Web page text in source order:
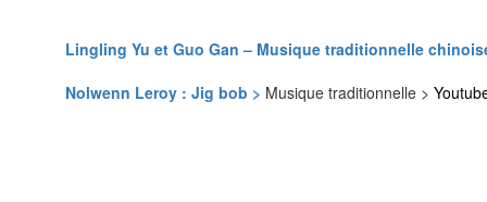
Lingling Yu et Guo Gan – Musique traditionnelle
Nolwenn Leroy : Jig bob > Musique traditionnelle >